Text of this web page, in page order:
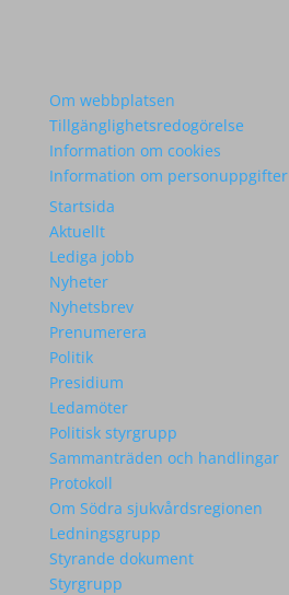
Om webbplatsen
Tillgänglighetsredogörelse
Information om cookies
Information om personuppgifter
Startsida
Aktuellt
Lediga jobb
Nyheter
Nyhetsbrev
Prenumerera
Politik
Presidium
Ledamöter
Politisk styrgrupp
Sammanträden och handlingar
Protokoll
Om Södra sjukvårdsregionen
Ledningsgrupp
Styrande dokument
Styrgrupp